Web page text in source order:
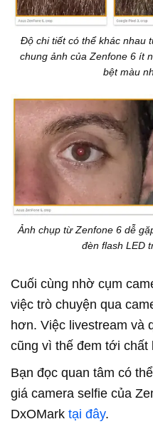
Độ chi tiết có thể khác nhau
chung ảnh của Zenfone 6 ít
bệt màu
Ảnh chụp từ Zenfone 6 dễ
đèn flash LED
Cuối cùng nhờ cụm
việc trò chuyện qua
hơn. Việc livestream và
cũng vì thế đem tới chất
Bạn đọc quan tâm có
giá camera selfie của
DxOMark tại đây.